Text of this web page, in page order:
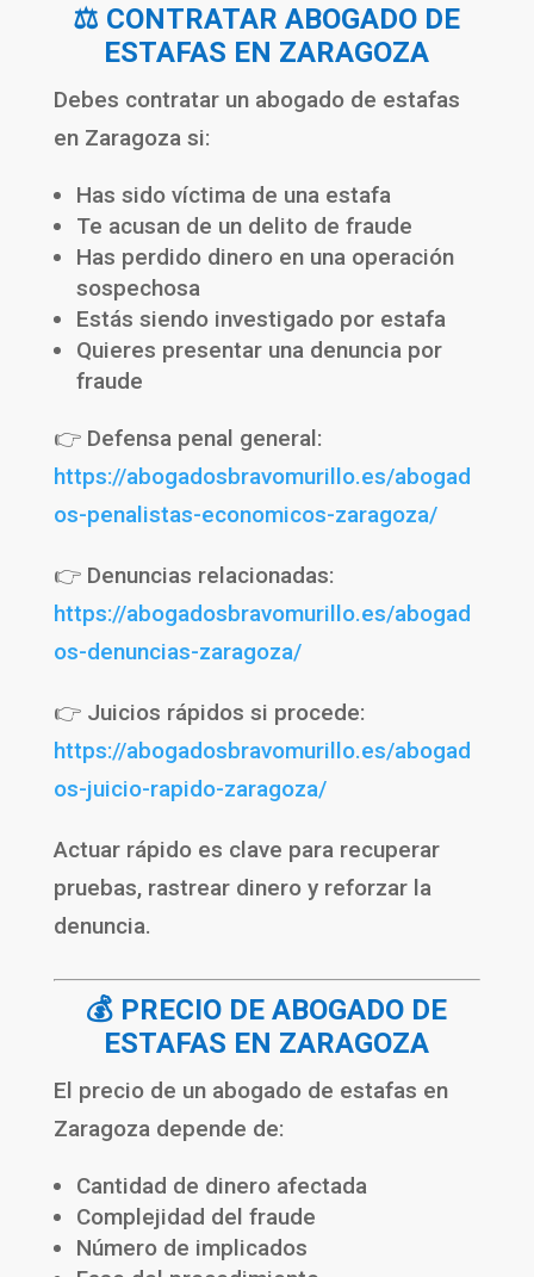
⚖️ CONTRATAR ABOGADO DE
ESTAFAS EN ZARAGOZA
Debes contratar un abogado de estafas
en Zaragoza si:
Has sido víctima de una estafa
Te acusan de un delito de fraude
Has perdido dinero en una operación
sospechosa
Estás siendo investigado por estafa
Quieres presentar una denuncia por
fraude
👉 Defensa penal general:
https://abogadosbravomurillo.es/abogad
os-penalistas-economicos-zaragoza/
👉 Denuncias relacionadas:
https://abogadosbravomurillo.es/abogad
os-denuncias-zaragoza/
👉 Juicios rápidos si procede:
https://abogadosbravomurillo.es/abogad
os-juicio-rapido-zaragoza/
Actuar rápido es clave para recuperar
pruebas, rastrear dinero y reforzar la
denuncia.
💰 PRECIO DE ABOGADO DE
ESTAFAS EN ZARAGOZA
El precio de un abogado de estafas en
Zaragoza depende de:
Cantidad de dinero afectada
Complejidad del fraude
Número de implicados